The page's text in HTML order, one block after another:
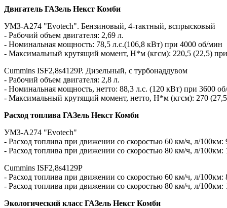
Двигатель ГАЗель Некст Комби
УМЗ-A274 "Evotech". Бензиновый, 4-тактный, вспрысковый
- Рабочий объем двигателя: 2,69 л.
- Номинальная мощность: 78,5 л.с.(106,8 кВт) при 4000 об/мин
- Максимальный крутящий момент, Н*м (кгсм): 220,5 (22,5)
Cummins ISF2,8s4129P. Дизельный, с турбонаддувом
- Рабочий объем двигателя: 2,8 л.
- Номинальная мощность, нетто: 88,3 л.с. (120 кВт) при 3600
- Максимальный крутящий момент, нетто, Н*м (кгсм): 270
Расход топлива ГАЗель Некст Комби
УМЗ-A274 "Evotech"
- Расход топлива при движении со скоростью 60 км/ч, л/100км:
- Расход топлива при движении со скоростью 80 км/ч, л/100км:
Cummins ISF2,8s4129P
- Расход топлива при движении со скоростью 60 км/ч, л/100км:
- Расход топлива при движении со скоростью 80 км/ч, л/100км:
Экологический класс ГАЗель Некст Комби